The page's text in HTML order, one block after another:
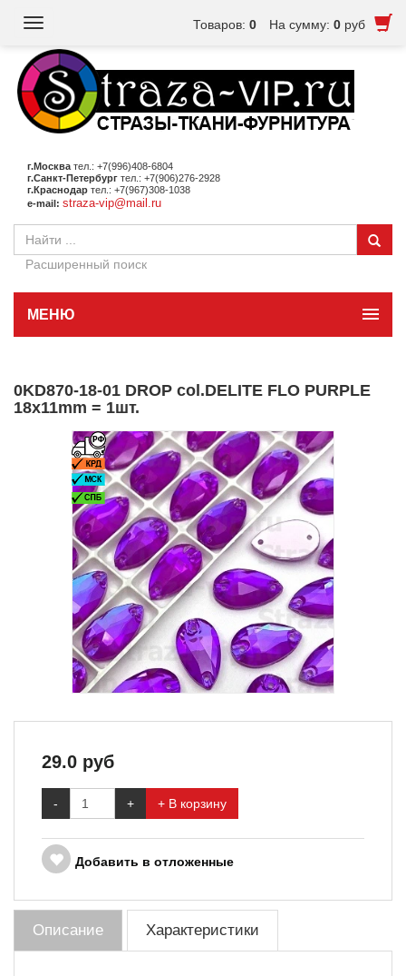
Товаров: 0 На сумму: 0 руб
Toggle
г.Москва тел.: +7(996)408-6804
г.Санкт-Петербург тел.: +7(906)276-2928
г.Краснодар тел.: +7(967)308-1038
e-mail: straza-vip@mail.ru
Расширенный поиск
МЕНЮ
0KD870-18-01 DROP col.DELITE FLO PURPLE
18x11mm = 1шт.
29.0 руб
- + + В корзину
Добавить в отложенные
Описание Характеристики